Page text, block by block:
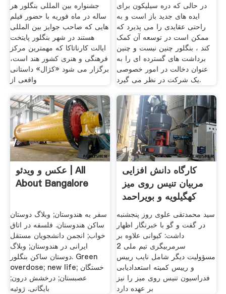
جشنواره بین المللی بنگلور هر
ساله در ماه فوریه با حضور فیلم
هایی که صاحب جوایز بین المللی
هستند در شهر بنگلور پایتخت
ایالت کارناتاکا که مهمترین مرکز
فرهنگی و هنری کشور هند است،
برگزار می شود «کژال» داستانی
واقعی از
در حالی که دره سیلیکون برای
ایده های جدید باز است و به
راحتی عقایدی را می پذیرد که
ممکن است در توسعه آن کمک
کند ، بنگلور چنین نیست و چنین
برداشت های گسترده ای را به
عنوان دخالت در امور خصوصی
یک شرکت در نظر می گیرد.
عکس و ویدئو | All
About Bangalore
سفر به هندوستان; وبلاگ دوستان
ساکن هندوستان. فلسفه در اتاق
خواب; انجمن دانشجویان مستقل
ایرانی در هندوستان; وبلاگ
دوستان ساکن بنگلور. Green
overdose; new life; خستگان
عصبستان; درخشش درون;
بایگانی. ژوئیه
کارگاه دانش افزایی
مربیان تنیس روی میز
کهگیلویه و بویراحمد
سید محمدتقی علوی روز پنجشنبه
در گفت و گو با خبرنگار اظهار
داشت: کیوانی علاوه بر
سرمربیگری تیم ملی 2
مسؤولیت دیگر شامل نایب رییس
و رییس کمیته استعدادیابی
فدراسیون تنیس روی میز را نیز
بر عهده دارد